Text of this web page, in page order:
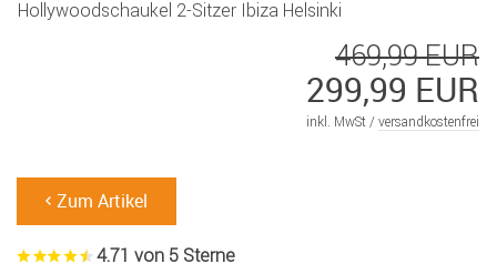
Hollywoodschaukel 2-Sitzer Ibiza Helsinki
469,99 EUR
299,99 EUR
inkl. MwSt / versandkostenfrei
Zum Artikel
4.71 von 5 Sterne